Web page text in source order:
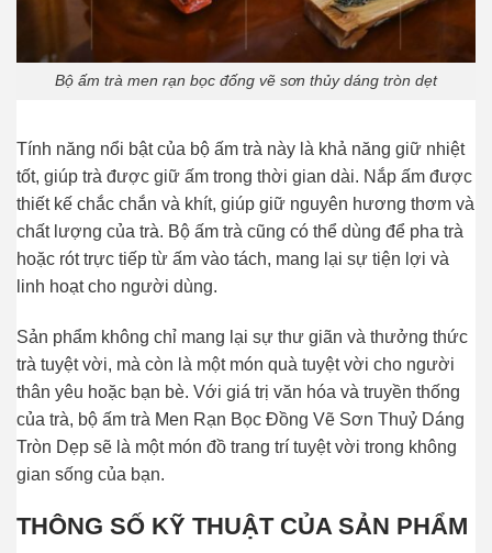
Bộ ấm trà men rạn bọc đống vẽ sơn thủy dáng tròn dẹt
Tính năng nổi bật của bộ ấm trà này là khả năng giữ nhiệt
tốt, giúp trà được giữ ấm trong thời gian dài. Nắp ấm được
thiết kế chắc chắn và khít, giúp giữ nguyên hương thơm và
chất lượng của trà. Bộ ấm trà cũng có thể dùng để pha trà
hoặc rót trực tiếp từ ấm vào tách, mang lại sự tiện lợi và
linh hoạt cho người dùng.
Sản phẩm không chỉ mang lại sự thư giãn và thưởng thức
trà tuyệt vời, mà còn là một món quà tuyệt vời cho người
thân yêu hoặc bạn bè. Với giá trị văn hóa và truyền thống
của trà, bộ ấm trà Men Rạn Bọc Đồng Vẽ Sơn Thuỷ Dáng
Tròn Dẹp sẽ là một món đồ trang trí tuyệt vời trong không
gian sống của bạn.
THÔNG SỐ KỸ THUẬT CỦA SẢN PHẨM